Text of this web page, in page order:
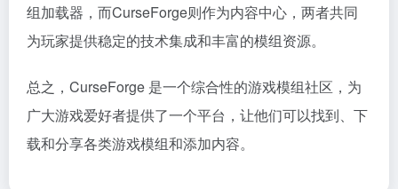
组加载器，而CurseForge则作为内容中心，两者共同
为玩家提供稳定的技术集成和丰富的模组资源。
总之，CurseForge 是一个综合性的游戏模组社区，为
广大游戏爱好者提供了一个平台，让他们可以找到、下
载和分享各类游戏模组和添加内容。